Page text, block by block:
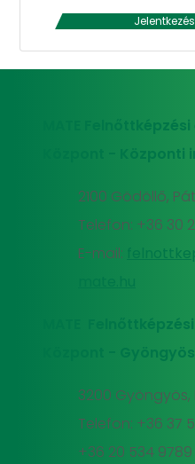
MATE
Központ - Központi
2100 Gödöllő,
Telefon: +36 30
E-mail:
MATE
Központ -
3200 Gyöngyös,
Telefon: +36 37
+36 20 534 9789